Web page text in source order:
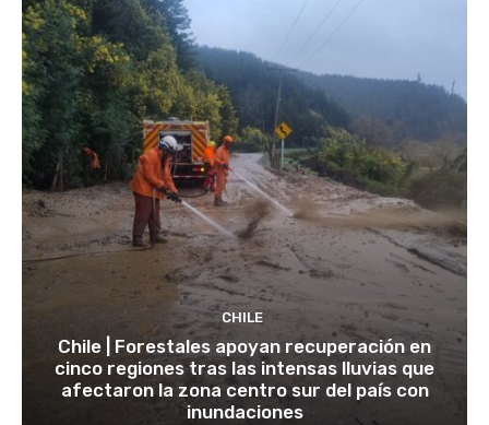
CHILE
Chile | Forestales apoyan recuperación en
cinco regiones tras las intensas lluvias que
afectaron la zona centro sur del país con
inundaciones